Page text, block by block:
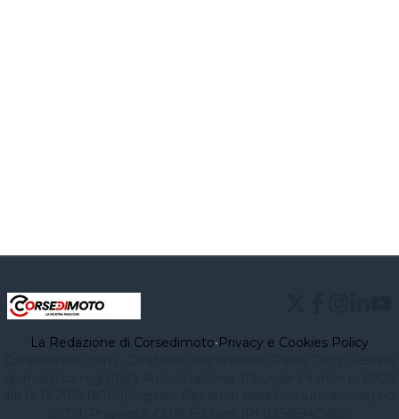
La Redazione di Corsedimoto•Privacy e Cookies Policy